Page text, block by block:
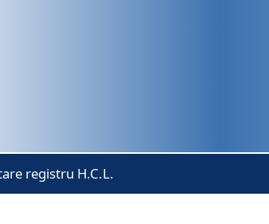
registru H.C.L.